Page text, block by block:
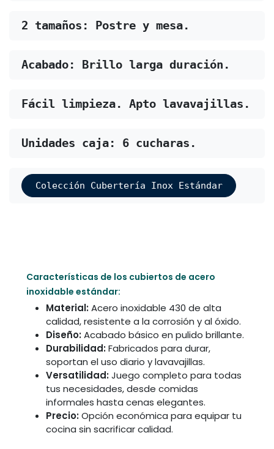
2 tamaños: Postre y mesa.
Acabado: Brillo larga duración.
Fácil limpieza. Apto lavavajillas .
Unidades caja: 6 cucharas.
Colección Cubertería Inox Estándar
Características de los cubiertos de acero
inoxidable estándar:
Material:Acero inoxidable 430 de alta
calidad, resistente a la corrosión y al óxido.
Diseño:Acabado básico en pulido brillante.
Durabilidad:Fabricados para durar,
soportan el uso diario y lavavajillas.
Versatilidad:Juego completo para todas
tus necesidades, desde comidas
informales hasta cenas elegantes.
Precio:Opción económica para equipar tu
cocina sin sacrificar calidad.